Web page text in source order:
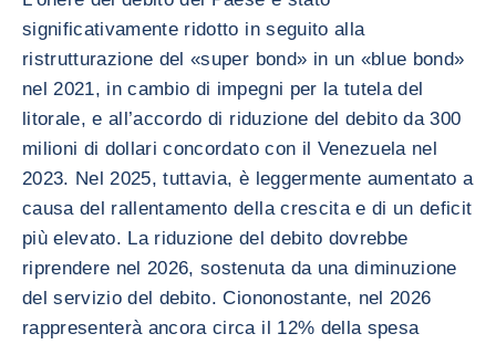
significativamente ridotto in seguito alla
ristrutturazione del «super bond» in un «blue bond»
nel 2021, in cambio di impegni per la tutela del
litorale, e all’accordo di riduzione del debito da 300
milioni di dollari concordato con il Venezuela nel
2023. Nel 2025, tuttavia, è leggermente aumentato a
causa del rallentamento della crescita e di un deficit
più elevato. La riduzione del debito dovrebbe
riprendere nel 2026, sostenuta da una diminuzione
del servizio del debito. Ciononostante, nel 2026
rappresenterà ancora circa il 12% della spesa